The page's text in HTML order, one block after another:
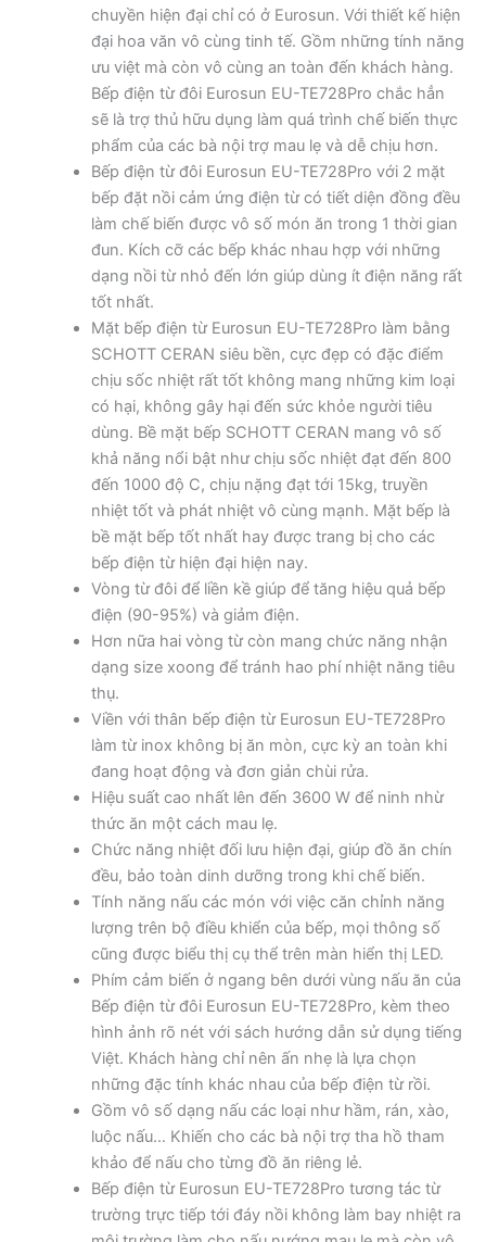
chuyền hiện đại chỉ có ở Eurosun. Với thiết kế hiện
đại hoa văn vô cùng tinh tế. Gồm những tính năng
ưu việt mà còn vô cùng an toàn đến khách hàng.
Bếp điện từ đôi Eurosun EU-TE728Pro chắc hẳn
sẽ là trợ thủ hữu dụng làm quá trình chế biến thực
phẩm của các bà nội trợ mau lẹ và dễ chịu hơn.
Bếp điện từ đôi Eurosun EU-TE728Pro với 2 mặt
bếp đặt nồi cảm ứng điện từ có tiết diện đồng đều
làm chế biến được vô số món ăn trong 1 thời gian
đun. Kích cỡ các bếp khác nhau hợp với những
dạng nồi từ nhỏ đến lớn giúp dùng ít điện năng rất
tốt nhất.
Mặt bếp điện từ Eurosun EU-TE728Pro làm bằng
SCHOTT CERAN siêu bền, cực đẹp có đặc điểm
chịu sốc nhiệt rất tốt không mang những kim loại
có hại, không gây hại đến sức khỏe người tiêu
dùng. Bề mặt bếp SCHOTT CERAN mang vô số
khả năng nổi bật như chịu sốc nhiệt đạt đến 800
đến 1000 độ C, chịu nặng đạt tới 15kg, truyền
nhiệt tốt và phát nhiệt vô cùng mạnh. Mặt bếp là
bề mặt bếp tốt nhất hay được trang bị cho các
bếp điện từ hiện đại hiện nay.
Vòng từ đôi để liền kề giúp để tăng hiệu quả bếp
điện (90-95%) và giảm điện.
Hơn nữa hai vòng từ còn mang chức năng nhận
dạng size xoong để tránh hao phí nhiệt năng tiêu
thụ.
Viền với thân bếp điện từ Eurosun EU-TE728Pro
làm từ inox không bị ăn mòn, cực kỳ an toàn khi
đang hoạt động và đơn giản chùi rửa.
Hiệu suất cao nhất lên đến 3600 W để ninh nhừ
thức ăn một cách mau lẹ.
Chức năng nhiệt đối lưu hiện đại, giúp đồ ăn chín
đều, bảo toàn dinh dưỡng trong khi chế biến.
Tính năng nấu các món với việc căn chỉnh năng
lượng trên bộ điều khiển của bếp, mọi thông số
cũng được biểu thị cụ thể trên màn hiển thị LED.
Phím cảm biến ở ngang bên dưới vùng nấu ăn của
Bếp điện từ đôi Eurosun EU-TE728Pro, kèm theo
hình ảnh rõ nét với sách hướng dẫn sử dụng tiếng
Việt. Khách hàng chỉ nên ấn nhẹ là lựa chọn
những đặc tính khác nhau của bếp điện từ rồi.
Gồm vô số dạng nấu các loại như hầm, rán, xào,
luộc nấu… Khiến cho các bà nội trợ tha hồ tham
khảo để nấu cho từng đồ ăn riêng lẻ.
Bếp điện từ Eurosun EU-TE728Pro tương tác từ
trường trực tiếp tới đáy nồi không làm bay nhiệt ra